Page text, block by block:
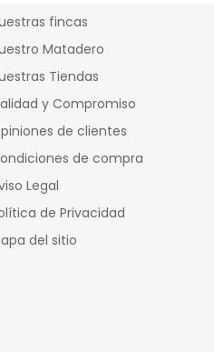
fincas
Matadero
Tiendas
y Compromiso
de clientes
de compra
Legal
de Privacidad
del sitio